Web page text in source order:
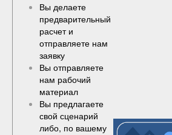
Вы делаете
предварительный
расчет и
отправляете нам
заявку
Вы отправляете
нам рабочий
материал
Вы предлагаете
свой сценарий
либо, по вашему